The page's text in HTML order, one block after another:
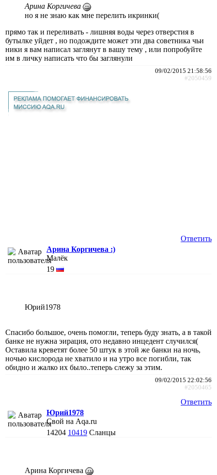
Арина Коргичева
но я не знаю как мне перелить икринки(
прямо так и переливать - лишняя воды через отверстия в
бутылке уйдет , но подождите может эти два советника чьи
ники я вам написал заглянут в вашу тему , или попробуйте
им в личку написать что бы заглянули
09/02/2015 21:58:56
#2050459
Ответить
Арина Коргичева :)
Малёк
19
Юрий1978
Спасибо большое, очень помогли, теперь буду знать, а в такой
банке не нужна эирация, ото недавно инцедент случился(
Оставила креветят более 50 штук в этой же банки на ночь,
ночью кислорода не хватило и на утро все погибли, так
обидно и жалко их было..теперь слежу за этим.
09/02/2015 22:02:56
#2050465
Ответить
Юрий1978
Свой на Aqa.ru
14204 10419 Сланцы
Арина Коргичева